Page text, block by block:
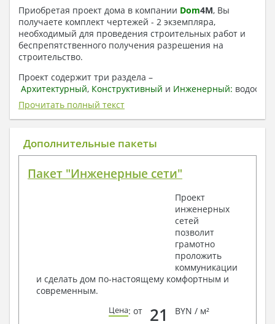
Приобретая проект дома в компании Dom4M, Вы
получаете комплект чертежей - 2 экземпляра,
необходимый для проведения строительных работ и
беспрепятственного получения разрешения на
строительство.
Проект содержит три раздела –
Архитектурный, Конструктивный и Инженерный:
отопление, вентиляция, канализация,
электроснабжение (приобретается за дополнительную
плату) + Пояснительная записка.
1. Архитектурный раздел:
План координационных осей
Поэтажные маркировочные планы с
Разрезы и состав конструкций
Фасады с ведомостью внешних отделок
Элементы проемов – спецификация
Ведомость перемычек – сечения и
спецификация
Экспликация полов
Архитектурные узлы в конструкциях
Прочитать полный текст
Дополнительные пакеты
Пакет "Инженерные сети"
Проект
инженерных
сетей
позволит
грамотно
проложить
коммуникации
и сделать дом по-настоящему комфортным и
современным.
Цена: от 21 BYN / м²